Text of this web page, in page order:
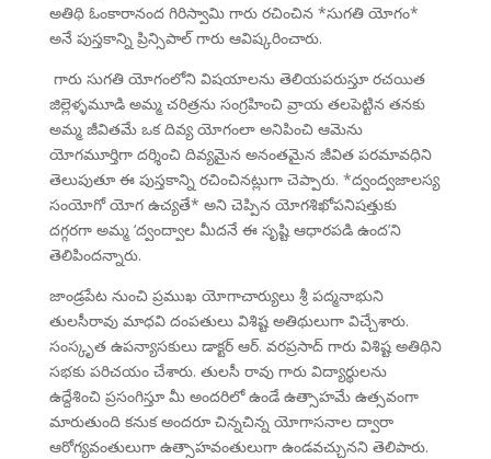
అతిథి ఓంకారానంద గిరిస్వామి గారు రచించిన *సుగతి యోగం*
అనే పుస్తకాన్ని ప్రిన్సిపాల్ గారు ఆవిష్కరించారు.
గారు సుగతి యోగంలోని విషయాలను తెలియపరుస్తూ రచయిత
జిల్లెళ్ళమూడి అమ్మ చరిత్రను సంగ్రహించి వ్రాయ తలపెట్టిన తనకు
అమ్మ జీవితమే ఒక దివ్య యోగంలా అనిపించి ఆమెను
యోగమూర్తిగా దర్శించి దివ్యమైన అనంతమైన జీవిత పరమావధిని
తెలుపుతూ ఈ పుస్తకాన్ని రచించినట్లుగా చెప్పారు. *ద్వంద్వజాలస్య
సంయోగో యోగ ఉచ్యతే* అని చెప్పిన యోగశిఖోపనిషత్తుకు
దగ్గరగా అమ్మ ‘ద్వంద్వాల మీదనే ఈ సృష్టి ఆధారపడి ఉంద’ని
తెలిపిందన్నారు.
జాండ్రపేట నుంచి ప్రముఖ యోగాచార్యులు శ్రీ పద్మనాభుని
తులసీరావు మాధవి దంపతులు విశిష్ట అతిథులుగా విచ్చేశారు.
సంస్కృత ఉపన్యాసకులు డాక్టర్ ఆర్. వరప్రసాద్ గారు విశిష్ట అతిథిని
సభకు పరిచయం చేశారు. తులసీ రావు గారు విద్యార్థులను
ఉద్దేశించి ప్రసంగిస్తూ మీ అందరిలో ఉండే ఉత్సాహమే ఉత్సవంగా
మారుతుంది కనుక అందరూ చిన్నచిన్న యోగాసనాల ద్వారా
ఆరోగ్యవంతులుగా ఉత్సాహవంతులుగా ఉండవచ్చునని తెలిపారు.